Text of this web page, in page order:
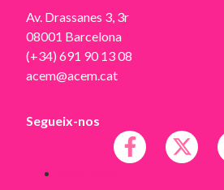
Av. Drassanes 3, 3r
08001 Barcelona
(+34) 691 90 13 08
acem@acem.cat
Segueix-nos